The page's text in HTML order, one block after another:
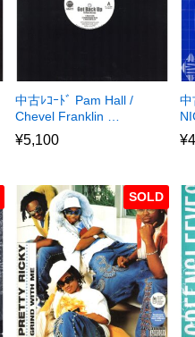
中古ﾚｺｰﾄﾞ Pam Hall /
Chevel Franklin …
¥5,100
中
¥
SOLD